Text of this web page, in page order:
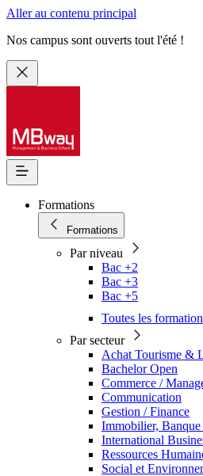
Aller au contenu principal
Nos campus sont ouverts tout l'été !
Formations
Formations
Par niveau
Bac +2
Bac +3
Bac +5
Toutes les
Par secteur
Achat Tourisme &
Bachelor Open
Commerce /
Communication
Gestion / Finance
Immobilier,
International
Ressources
Social et